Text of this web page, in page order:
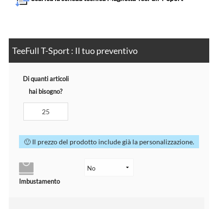
TeeFull T-Sport : Il tuo preventivo
Di quanti articoli
hai bisogno?
🙂 Il prezzo del prodotto include già la personalizzazione.
Imbustamento